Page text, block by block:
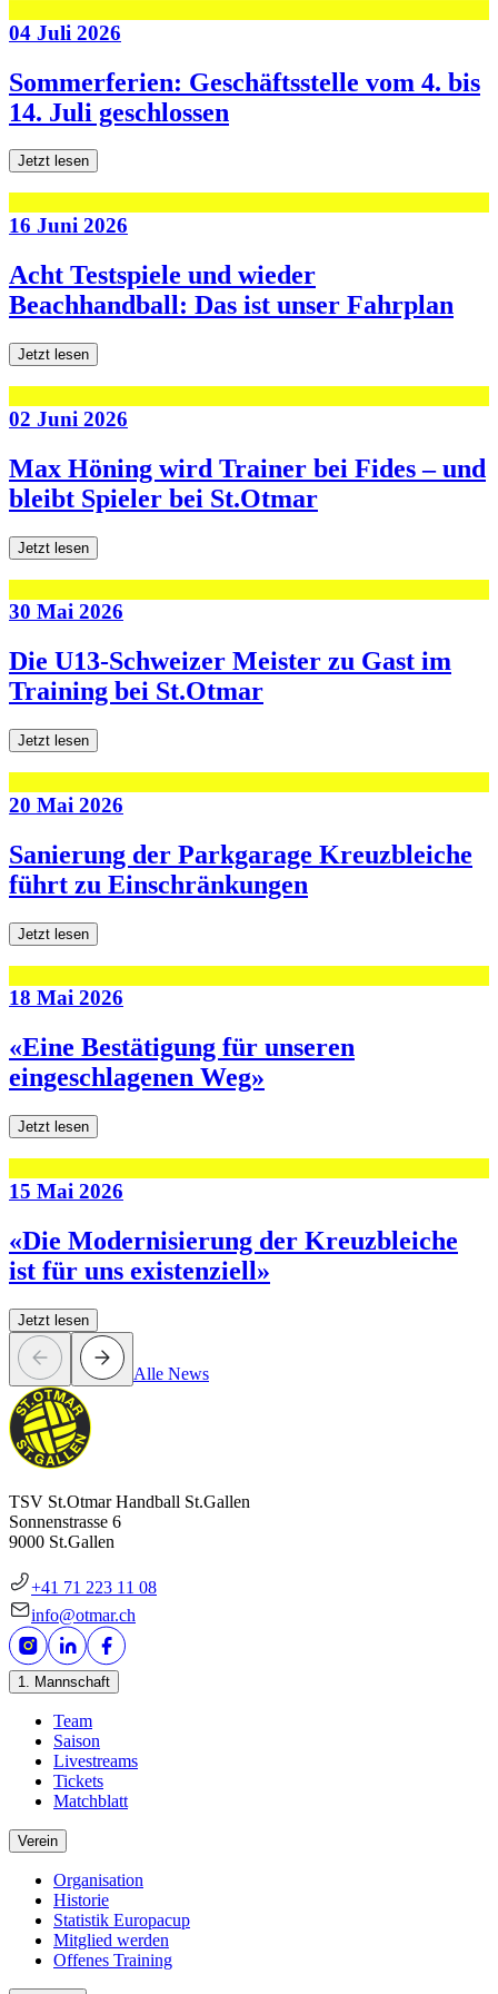
04 Juli 2026
Sommerferien: Geschäftsstelle vom 4. bis
14. Juli geschlossen
Jetzt lesen
16 Juni 2026
Acht Testspiele und wieder
Beachhandball: Das ist unser Fahrplan
Jetzt lesen
02 Juni 2026
Max Höning wird Trainer bei Fides – und
bleibt Spieler bei St.Otmar
Jetzt lesen
30 Mai 2026
Die U13-Schweizer Meister zu Gast im
Training bei St.Otmar
Jetzt lesen
20 Mai 2026
Sanierung der Parkgarage Kreuzbleiche
führt zu Einschränkungen
Jetzt lesen
18 Mai 2026
«Eine Bestätigung für unseren
eingeschlagenen Weg»
Jetzt lesen
15 Mai 2026
«Die Modernisierung der Kreuzbleiche
ist für uns existenziell»
Jetzt lesen
Alle News
TSV St.Otmar Handball St.Gallen
Sonnenstrasse 6
9000 St.Gallen
+41 71 223 11 08
info@otmar.ch
1. Mannschaft
Team
Saison
Livestreams
Tickets
Matchblatt
Verein
Organisation
Historie
Statistik Europacup
Mitglied werden
Offenes Training